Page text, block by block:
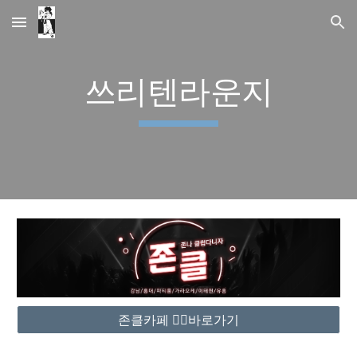
Skip to main content Skip to navigation
쓰리텐라운지
존클카페 ❤️‍🔥바로가기